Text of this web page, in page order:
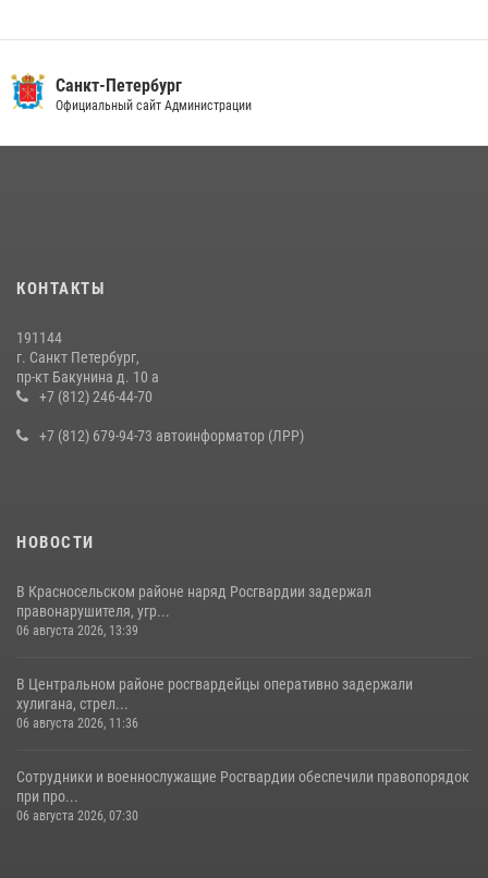
Санкт-Петербург
Официальный сайт Администрации
КОНТАКТЫ
191144
г. Санкт Петербург,
пр-кт Бакунина д. 10 а
+7 (812) 246-44-70
+7 (812) 679-94-73 автоинформатор (ЛРР)
НОВОСТИ
В Красносельском районе наряд Росгвардии задержал
правонарушителя, угр...
06 августа 2026, 13:39
В Центральном районе росгвардейцы оперативно задержали
хулигана, стрел...
06 августа 2026, 11:36
Сотрудники и военнослужащие Росгвардии обеспечили правопорядок
при про...
06 августа 2026, 07:30